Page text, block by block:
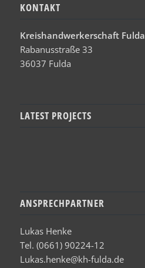
KONTAKT
Kreishandwerkerschaft Fulda
Rabanusstraße 33
36037 Fulda
LATEST PROJECTS
ANSPRECHPARTNER
Lukas Henke
Tel. (0661) 90224-12
Lukas.henke@kh-fulda.de